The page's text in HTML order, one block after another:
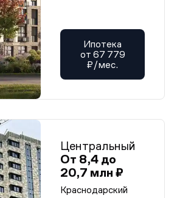
Ипотека
от 67 779
₽/мес.
Центральный
От 8,4 до
20,7 млн ₽
Краснодарский